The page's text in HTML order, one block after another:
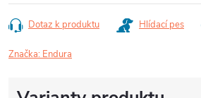
Dotaz k produktu Hlídací pes
Značka: Endura